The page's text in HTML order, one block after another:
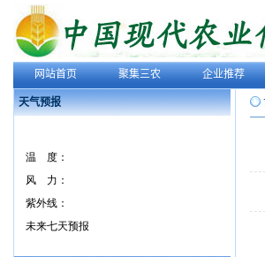
网站首页 聚集三农 企业推荐
天气预报